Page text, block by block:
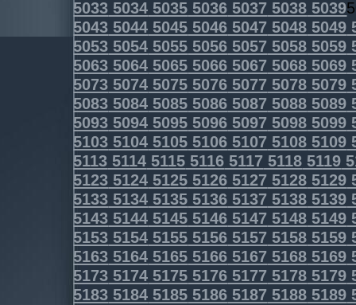
5033 5034 5035 5036 5037 5038 5039
5043 5044 5045 5046 5047 5048 5049
5053 5054 5055 5056 5057 5058 5059
5063 5064 5065 5066 5067 5068 5069
5073 5074 5075 5076 5077 5078 5079
5083 5084 5085 5086 5087 5088 5089
5093 5094 5095 5096 5097 5098 5099
5103 5104 5105 5106 5107 5108 5109
5113 5114 5115 5116 5117 5118 5119
5123 5124 5125 5126 5127 5128 5129
5133 5134 5135 5136 5137 5138 5139
5143 5144 5145 5146 5147 5148 5149
5153 5154 5155 5156 5157 5158 5159
5163 5164 5165 5166 5167 5168 5169
5173 5174 5175 5176 5177 5178 5179
5183 5184 5185 5186 5187 5188 5189